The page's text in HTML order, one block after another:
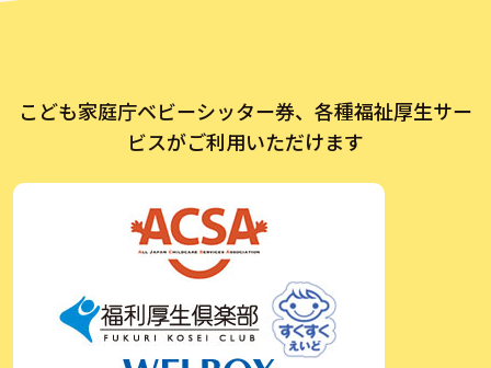
こども家庭庁ベビーシッター券、各種福祉厚生サー
ビスがご利用いただけます